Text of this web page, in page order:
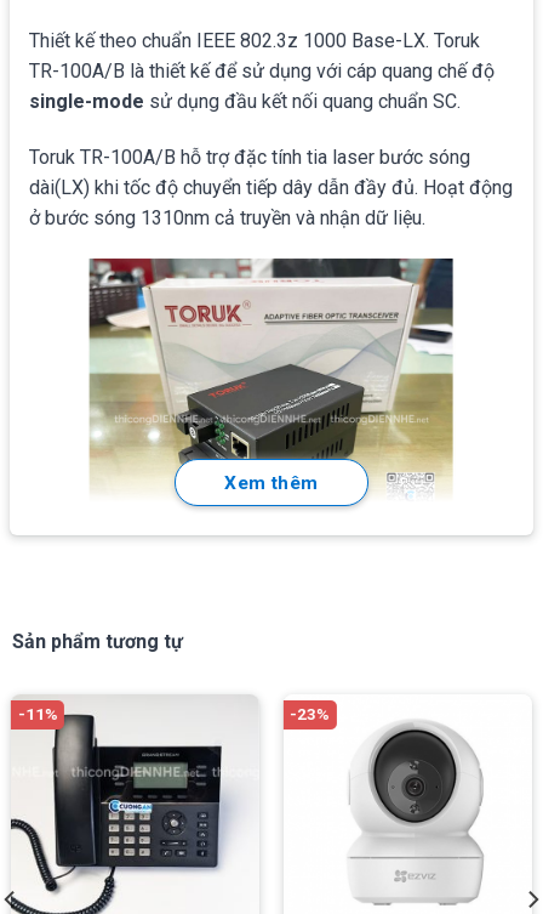
Thiết kế theo chuẩn IEEE 802.3z 1000 Base-LX. Toruk
TR-100A/B là thiết kế để sử dụng với cáp quang chế độ
single-mode sử dụng đầu kết nối quang chuẩn SC.
Toruk TR-100A/B hỗ trợ đặc tính tia laser bước sóng
dài(LX) khi tốc độ chuyển tiếp dây dẫn đầy đủ. Hoạt động
ở bước sóng 1310nm cả truyền và nhận dữ liệu.
Thông số kĩ thuật của Toruk TR-100A/B
Xem thêm
Sản phẩm tương tự
-11% -23%